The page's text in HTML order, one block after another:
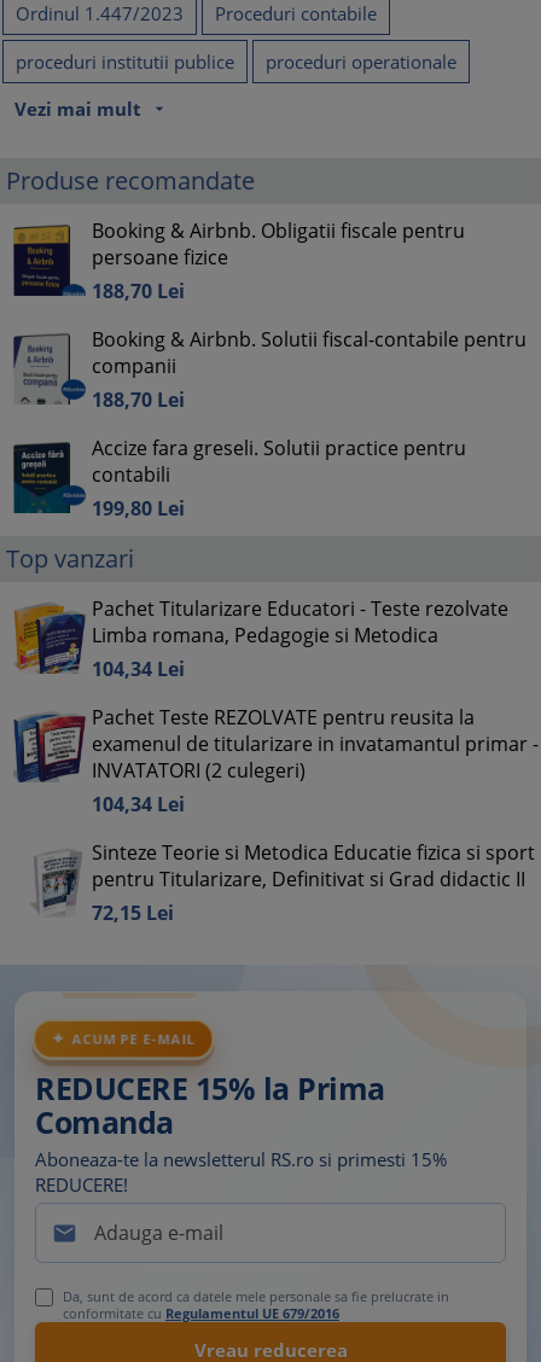
Ordinul 1.447/2023
Proceduri contabile
proceduri institutii publice
proceduri operationale
Vezi mai mult
arrow_drop_down
Produse recomandate
Booking & Airbnb. Obligatii fiscale pentru
persoane fizice
188,70 Lei
Booking & Airbnb. Solutii fiscal-contabile pentru
companii
188,70 Lei
Accize fara greseli. Solutii practice pentru
contabili
199,80 Lei
Top vanzari
Pachet Titularizare Educatori - Teste rezolvate
Limba romana, Pedagogie si Metodica
104,34 Lei
Pachet Teste REZOLVATE pentru reusita la
examenul de titularizare in invatamantul primar -
INVATATORI (2 culegeri)
104,34 Lei
Sinteze Teorie si Metodica Educatie fizica si sport
pentru Titularizare, Definitivat si Grad didactic II
72,15 Lei
ACUM PE E-MAIL
REDUCERE 15% la Prima
Comanda
Aboneaza-te la newsletterul RS.ro si primesti 15%
REDUCERE!

Da, sunt de acord ca datele mele personale sa fie prelucrate in
conformitate cu Regulamentul UE 679/2016